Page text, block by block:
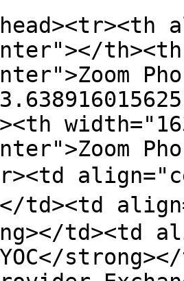
th><th
td><td
td><td